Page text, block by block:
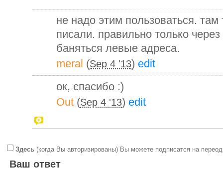
не надо этим пользоваться.
писали. правильно только
баняться левые адреса.
meral (Sep 4 '13) edit
ок, спасибо :)
Out (Sep 4 '13) edit
Здесь (когда Вы авторизированы) Вы можете подписатся на
Ваш ответ